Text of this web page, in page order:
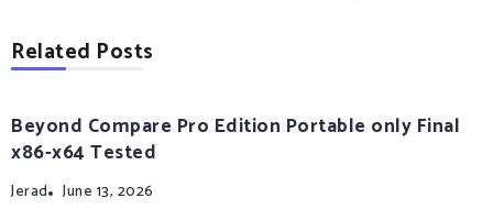
Related Posts
Beyond Compare Pro Edition Portable only Final
x86-x64 Tested
Jerad June 13, 2026